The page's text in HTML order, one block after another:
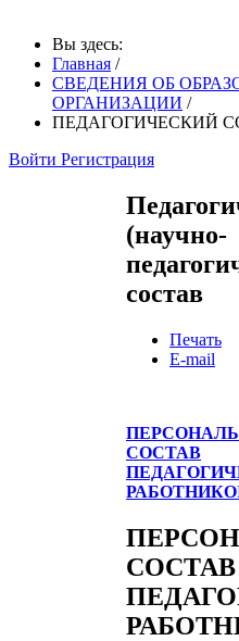
Вы здесь:
Главная /
СВЕДЕНИЯ ОБ
ОРГАНИЗАЦИИ /
ПЕДАГОГИЧЕСКИЙ
Войти Регистрация
(научно-
состав
Печать
E-mail
СОСТАВ
РАБОТНИКО
СОСТАВ